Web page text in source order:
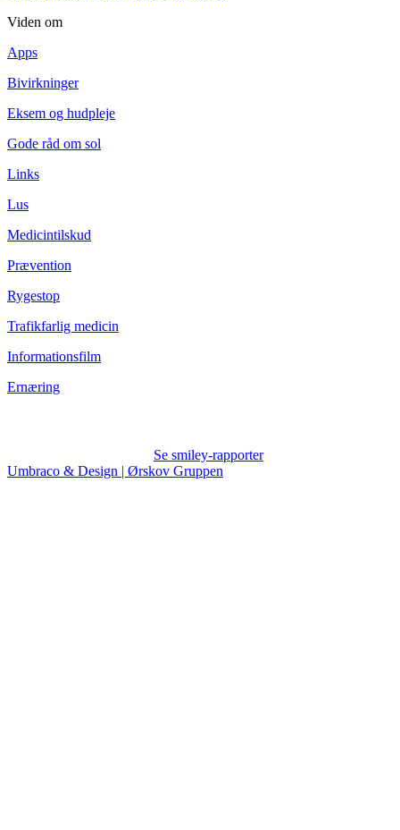
Viden om
Apps
Bivirkninger
Eksem og hudpleje
Gode råd om sol
Links
Lus
Medicintilskud
Prævention
Rygestop
Trafikfarlig medicin
Informationsfilm
Ernæring
Se smiley-rapporter
Umbraco & Design | Ørskov Gruppen